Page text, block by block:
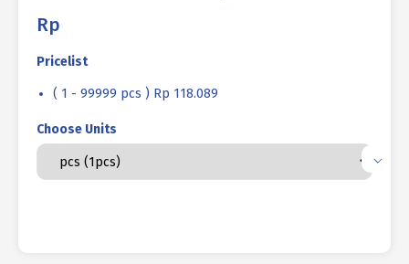
Rp
Pricelist
( 1 - 99999 pcs ) Rp 118.089
Choose Units